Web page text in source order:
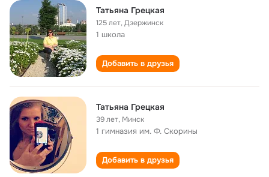
Татьяна Грецкая
125 лет,Дзержинск
1 школа
Добавить в друзья
Татьяна Грецкая
39 лет, Минск
1 гимназия им. Ф. Скорины
Добавить в друзья